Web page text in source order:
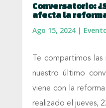
Conversatorio:
afecta la
Ago 15, 2024|
Te compartimos
nuestro último
viene con la
realizado el jueves,